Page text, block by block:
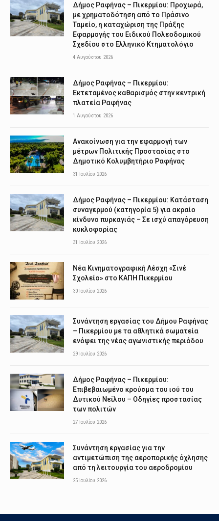
Δήμος Ραφήνας – Πικερμίου: Προχωρά,
με χρηματοδότηση από το Πράσινο
Ταμείο, η καταχώριση της Πράξης
Εφαρμογής του Ειδικού Πολεοδομικού
Σχεδίου στο Ελληνικό Κτηματολόγιο
4 Αυγούστου 2026
Δήμος Ραφήνας – Πικερμίου:
Εκτεταμένος καθαρισμός στην κεντρική
πλατεία Ραφήνας
1 Αυγούστου 2026
Ανακοίνωση για την εφαρμογή των
μέτρων Πολιτικής Προστασίας στο
Δημοτικό Κολυμβητήριο Ραφήνας
31 Ιουλίου 2026
Δήμος Ραφήνας – Πικερμίου: Κατάσταση
συναγερμού (κατηγορία 5) για ακραίο
κίνδυνο πυρκαγιάς – Σε ισχύ απαγόρευση
κυκλοφορίας
31 Ιουλίου 2026
Νέα Κινηματογραφική Λέσχη «Σινέ
Σχολείο» στο ΚΑΠΗ Πικερμίου
30 Ιουλίου 2026
Συνάντηση εργασίας του Δήμου Ραφήνας
– Πικερμίου με τα αθλητικά σωματεία
ενόψει της νέας αγωνιστικής περιόδου
29 Ιουλίου 2026
Δήμος Ραφήνας – Πικερμίου:
Επιβεβαιωμένο κρούσμα του ιού του
Δυτικού Νείλου – Οδηγίες προστασίας
των πολιτών
27 Ιουλίου 2026
Συνάντηση εργασίας για την
αντιμετώπιση της αεροπορικής όχλησης
από τη λειτουργία του αεροδρομίου
25 Ιουλίου 2026